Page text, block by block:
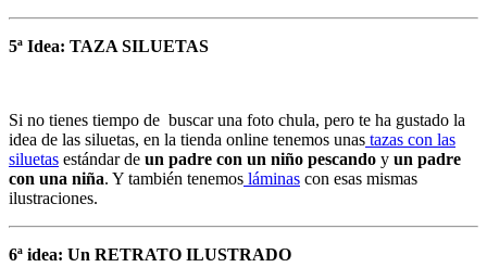
5ª Idea: TAZA SILUETAS
Si no tienes tiempo de buscar una foto chula, pero te ha gustado la
idea de las siluetas, en la tienda online tenemos unas tazas con las
siluetas estándar de un padre con un niño pescando y un padre
con una niña. Y también tenemos láminas con esas mismas
ilustraciones.
6ª idea: Un RETRATO ILUSTRADO